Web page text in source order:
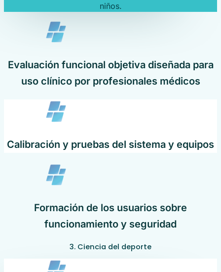
niños.
Evaluación funcional objetiva diseñada para
uso clínico por profesionales médicos
Calibración y pruebas del sistema y equipos
Formación de los usuarios sobre
funcionamiento y seguridad
3. Ciencia del deporte